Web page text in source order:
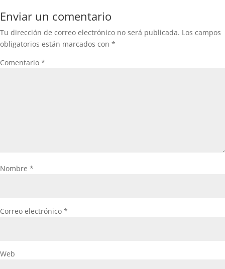
Enviar un comentario
Tu dirección de correo electrónico no será publicada. Los campos
obligatorios están marcados con *
Comentario *
Nombre *
Correo electrónico *
Web